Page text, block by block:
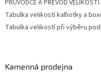
PRŮVODCE A PŘEVOD
Tabulka velikostí kalhotky a
Tabulka velikostí při výběru
Kamenná prodejna